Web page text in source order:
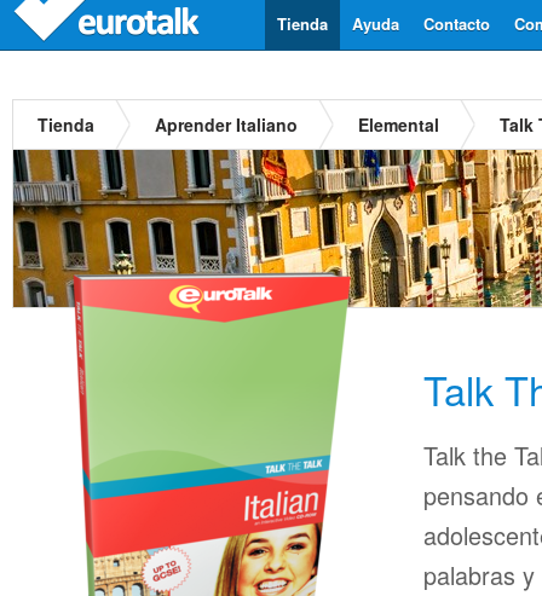
Contacto
Ayuda
Tienda
Tienda Aprender Italiano Elemental Talk
Talk
Talk the
pensando
palabras